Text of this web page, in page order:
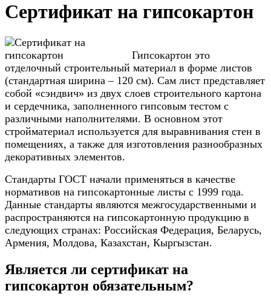
Сертификат на гипсокартон
Гипсокартон это
отделочный строительный материал в форме листов
(стандартная ширина – 120 см). Сам лист представляет
собой «сэндвич» из двух слоев строительного картона
и сердечника, заполненного гипсовым тестом с
различными наполнителями. В основном этот
стройматериал используется для выравнивания стен в
помещениях, а также для изготовления разнообразных
декоративных элементов.
Стандарты ГОСТ начали применяться в качестве
нормативов на гипсокартонные листы с 1999 года.
Данные стандарты являются межгосударственными и
распространяются на гипсокартонную продукцию в
следующих странах: Российская Федерация, Беларусь,
Армения, Молдова, Казахстан, Кыргызстан.
Является ли сертификат на
гипсокартон обязательным?